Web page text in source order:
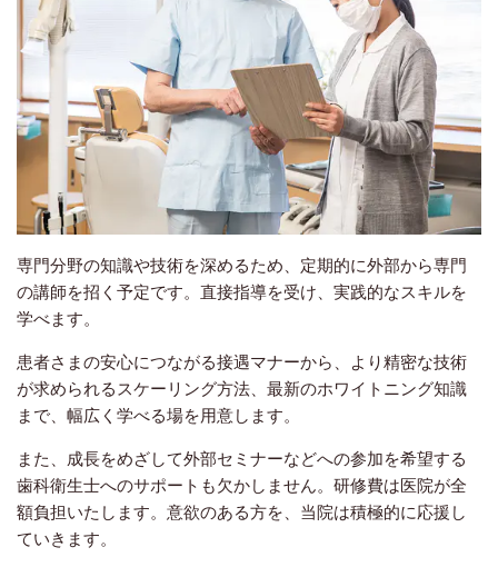
専門分野の知識や技術を深めるため、定期的に外部から専門
の講師を招く予定です。直接指導を受け、実践的なスキルを
学べます。
患者さまの安心につながる接遇マナーから、より精密な技術
が求められるスケーリング方法、最新のホワイトニング知識
まで、幅広く学べる場を用意します。
また、成長をめざして外部セミナーなどへの参加を希望する
歯科衛生士へのサポートも欠かしません。研修費は医院が全
額負担いたします。意欲のある方を、当院は積極的に応援し
ていきます。